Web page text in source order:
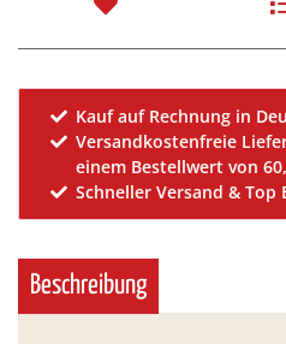
Kauf auf Rechnung in
Versandkostenfreie
einem Bestellwert von
Schneller Versand & Top
Beschreibung